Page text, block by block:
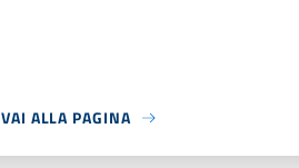
VAI ALLA PAGINA